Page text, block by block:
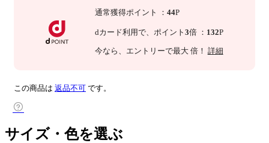
通常獲得ポイント ： 44P
dカード利用で、 ポイント 3倍 ： 132P
今なら 、エントリーで最大 倍！ 詳細
この商品は 返品不可 です。
サイズ・色を選ぶ